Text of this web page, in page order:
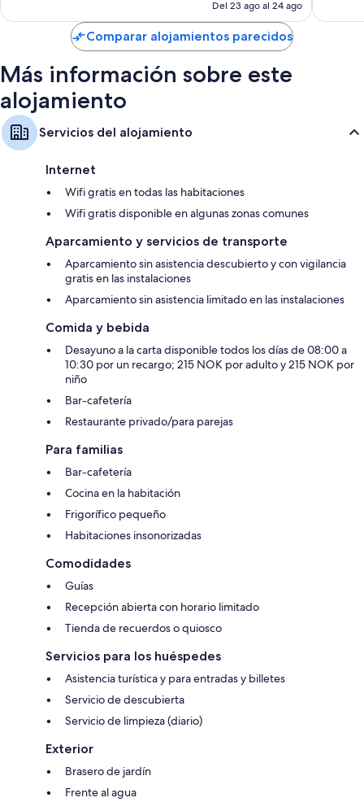
de
56 €
Del 23 ago al 24 ago
Comparar alojamientos parecidos
Más información sobre este
alojamiento
Servicios del alojamiento
Internet
Wifi gratis en todas las habitaciones
Wifi gratis disponible en algunas zonas comunes
Aparcamiento y servicios de transporte
Aparcamiento sin asistencia descubierto y con vigilancia
gratis en las instalaciones
Aparcamiento sin asistencia limitado en las instalaciones
Comida y bebida
Desayuno a la carta disponible todos los días de 08:00 a
10:30 por un recargo; 215 NOK por adulto y 215 NOK por
niño
Bar-cafetería
Restaurante privado/para parejas
Para familias
Bar-cafetería
Cocina en la habitación
Frigorífico pequeño
Habitaciones insonorizadas
Comodidades
Guías
Recepción abierta con horario limitado
Tienda de recuerdos o quiosco
Servicios para los huéspedes
Asistencia turística y para entradas y billetes
Servicio de descubierta
Servicio de limpieza (diario)
Exterior
Brasero de jardín
Frente al agua